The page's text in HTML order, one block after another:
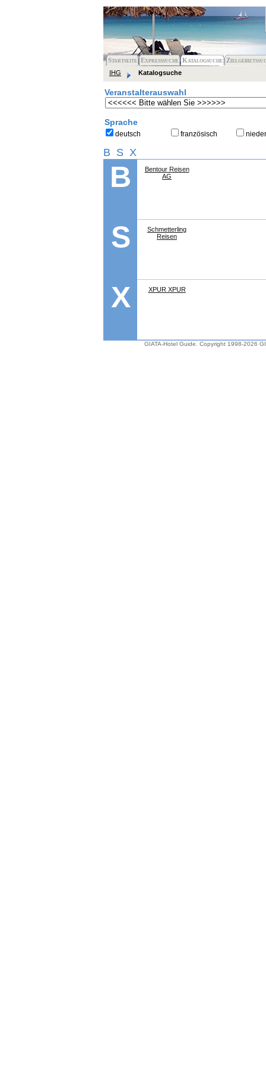
Startseite Expresssuche Katalogsuche
IHG
Katalogsuche
Veranstalterauswahl
Sprache
deutsch französisch
B S X
B
Bentour Reisen
AG
S
Schmetterling
Reisen
X XPUR XPUR
GIATA-Hotel Guide. Copyright 1998-2026